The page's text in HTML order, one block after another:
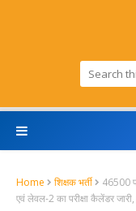
Home शिक्षक भर्ती
46500
एवं लेवल-2 का परीक्षा कैलेंडर जारी,